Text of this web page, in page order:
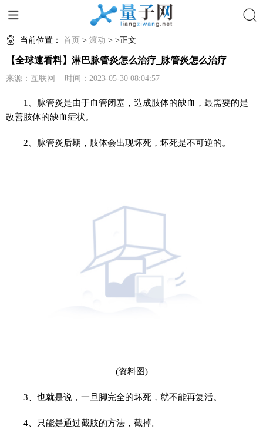
当前位置： 首页 > 滚动 > >正文
【全球速看料】淋巴脉管炎怎么治疗_脉管炎怎么治疗
来源：互联网 时间：2023-05-30 08:04:57
1、脉管炎是由于血管闭塞，造成肢体的缺血，最需要的是
改善肢体的缺血症状。
2、脉管炎后期，肢体会出现坏死，坏死是不可逆的。
(资料图)
3、也就是说，一旦脚完全的坏死，就不能再复活。
4、只能是通过截肢的方法，截掉。